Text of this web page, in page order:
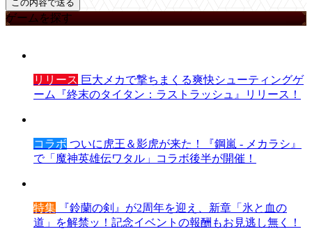
ゲームを探す
リリース 巨大メカで撃ちまくる爽快シューティングゲ
ーム『終末のタイタン：ラストラッシュ』リリース！
コラボ ついに虎王＆影虎が来た！『鋼嵐 - メカラシ』
で「魔神英雄伝ワタル」コラボ後半が開催！
特集 『鈴蘭の剣』が2周年を迎え、新章「氷と血の
道」を解禁ッ！記念イベントの報酬もお見逃し無く！